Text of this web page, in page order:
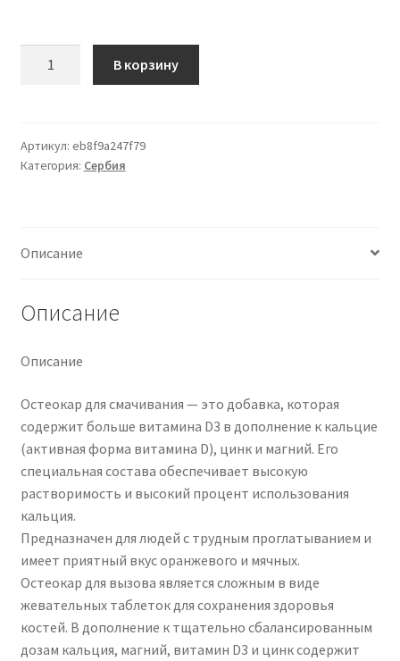
ZVAKANJE
30
В корзину
Артикул: eb8f9a247f79
Категория: Сербия
Описание
Описание
Описание
Остеокар для смачивания — это добавка, которая
содержит больше витамина D3 в дополнение к кальцие
(активная форма витамина D), цинк и магний. Его
специальная состава обеспечивает высокую
растворимость и высокий процент использования
кальция.
Предназначен для людей с трудным проглатыванием и
имеет приятный вкус оранжевого и мячных.
Остеокар для вызова является сложным в виде
жевательных таблеток для сохранения здоровья
костей. В дополнение к тщательно сбалансированным
дозам кальция, магний, витамин D3 и цинк содержит